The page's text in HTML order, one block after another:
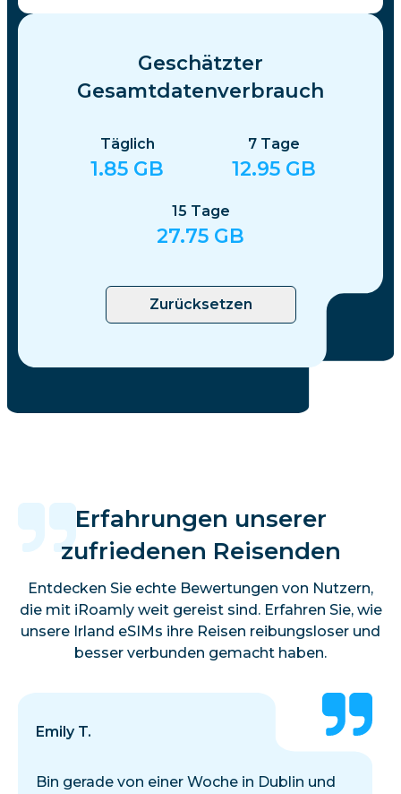
Geschätzter
Gesamtdatenverbrauch
Täglich
1.85 GB
7 Tage
12.95 GB
15 Tage
27.75 GB
Zurücksetzen
Erfahrungen unserer
zufriedenen Reisenden
Entdecken Sie echte Bewertungen von Nutzern,
die mit iRoamly weit gereist sind. Erfahren Sie, wie
unsere Irland eSIMs ihre Reisen reibungsloser und
besser verbunden gemacht haben.
Emily T.
Bin gerade von einer Woche in Dublin und